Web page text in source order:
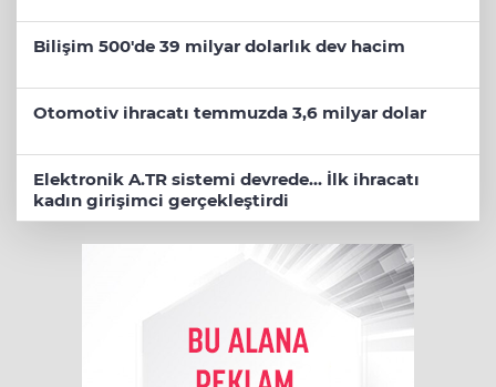
Bilişim 500'de 39 milyar dolarlık dev hacim
Otomotiv ihracatı temmuzda 3,6 milyar dolar
Elektronik A.TR sistemi devrede... İlk ihracatı
kadın girişimci gerçekleştirdi